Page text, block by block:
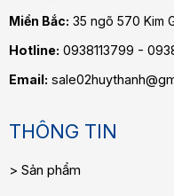
Miền Bắc: 35 ngõ 570 Kim
Hotline: 0938113799 -
Email:
THÔNG TIN
Sản phẩm